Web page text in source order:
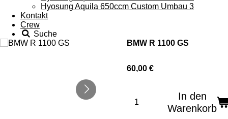
Hyosung Aquila 650ccm Custom Umbau 3
Kontakt
Crew
Suche
BMW R 1100 GS
60,00 €
In den
Warenkorb